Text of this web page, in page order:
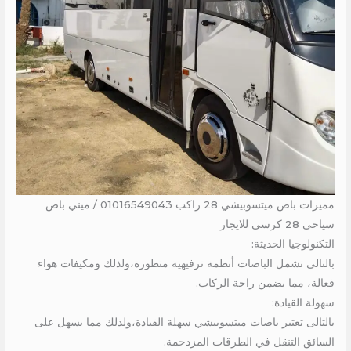
مميزات باص ميتسوبيشي 28 راكب 01016549043 / ميني باص
سياحي 28 كرسي للايجار
التكنولوجيا الحديثة:
بالتالى تشمل الباصات أنظمة ترفيهية متطورة،ولذلك ومكيفات هواء
فعالة، مما يضمن راحة الركاب.
سهولة القيادة:
بالتالى تعتبر باصات ميتسوبيشي سهلة القيادة،ولذلك مما يسهل على
السائق التنقل في الطرقات المزدحمة.